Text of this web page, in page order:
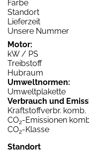
Farbe
Standort
Lieferzeit
Unsere Nummer
Motor:
kW / PS
Treibstoff
Hubraum
Umweltnormen:
Umweltplakette
Verbrauch und
Kraftstoffverbr. komb.
CO2-Emissionen
CO2-Klasse
Standort